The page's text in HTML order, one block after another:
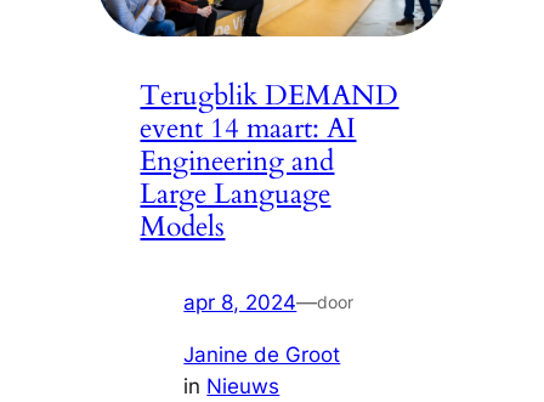
Terugblik DEMAND
event 14 maart: AI
Engineering and
Large Language
Models
apr 8, 2024—door
Janine de Groot
in Nieuws